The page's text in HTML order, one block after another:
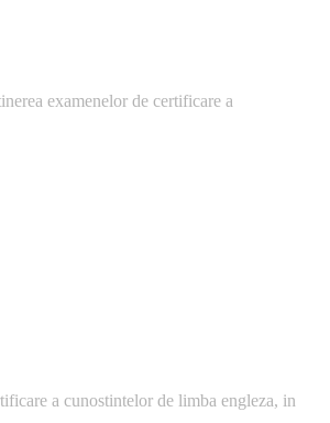
examenelor de certificare a
a cunostintelor de limba engleza, in